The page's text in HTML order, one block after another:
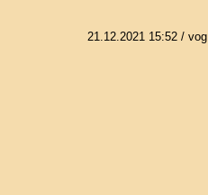
21.12.2021 15:52/ vog